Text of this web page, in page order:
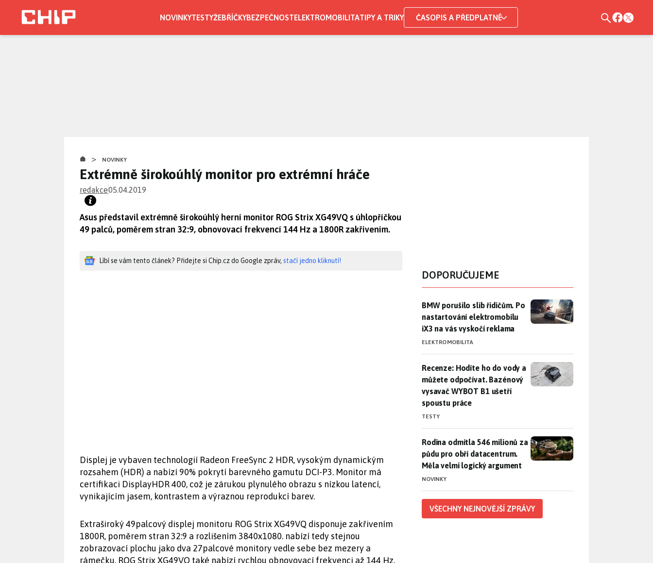
NOVINKYTESTYŽEBŘÍČKYBEZPEČNOSTELEKTROMOBILITATIPY A TRIKY ČASOPIS A PŘEDPLATNÉ
> NOVINKY
Extrémně širokoúhlý monitor pro extrémní hráče
redakce05.04.2019
Asus představil extrémně širokoúhlý herní monitor ROG Strix XG49VQ s úhlopříčkou
49 palců, poměrem stran 32:9, obnovovací frekvencí 144 Hz a 1800R zakřivením.
Líbí se vám tento článek? Přidejte si Chip.cz do Google zpráv, stačí jedno kliknutí!
Displej je vybaven technologií Radeon FreeSync 2 HDR, vysokým dynamickým
rozsahem (HDR) a nabízí 90% pokrytí barevného gamutu DCI-P3. Monitor má
certifikaci DisplayHDR 400, což je zárukou plynulého obrazu s nízkou latencí,
vynikajícím jasem, kontrastem a výraznou reprodukcí barev.
Extraširoký 49palcový displej monitoru ROG Strix XG49VQ disponuje zakřivením
1800R, poměrem stran 32:9 a rozlišením 3840x1080. nabízí tedy stejnou
zobrazovací plochu jako dva 27palcové monitory vedle sebe bez mezery a
rámečku. ROG Strix XG49VQ také nabízí rychlou obnovovací frekvenci až 144 Hz.
DOPORUČUJEME
BMW porušilo slib řidičům. Po nastartování elektromobilu iX3 na
BMW porušilo slib řidičům. Po
nastartování elektromobilu
iX3 na vás vyskočí reklama
ELEKTROMOBILITA
Recenze: Hodíte ho do vody a můžete odpočívat. Bazénový
Recenze: Hodíte ho do vody a
můžete odpočívat. Bazénový
vysavač WYBOT B1 ušetří
spoustu práce
TESTY
Rodina odmítla 546 milionů za půdu pro obří datacentrum. Měla
Rodina odmítla 546 milionů za
půdu pro obří datacentrum.
Měla velmi logický argument
NOVINKY
VŠECHNY NEJNOVĚJŠÍ ZPRÁVY